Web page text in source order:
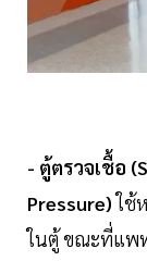
- ตู้ตรวจเชื้อ
Pressure)ใช้
ในตู้ ขณะที่แพท